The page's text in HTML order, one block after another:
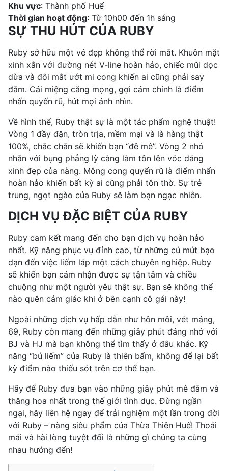
Khu vực: Thành phố Huế
Thời gian hoạt động: Từ 10h00 đến 1h sáng
SỰ THU HÚT CỦA RUBY
Ruby sở hữu một vẻ đẹp không thể rời mắt. Khuôn mặt
xinh xắn với đường nét V-line hoàn hảo, chiếc mũi dọc
dừa và đôi mắt ướt mi cong khiến ai cũng phải say
đắm. Cái miệng căng mọng, gợi cảm chính là điểm
nhấn quyến rũ, hút mọi ánh nhìn.
Về hình thể, Ruby thật sự là một tác phẩm nghệ thuật!
Vòng 1 đầy đặn, tròn trịa, mềm mại và là hàng thật
100%, chắc chắn sẽ khiến bạn “đê mê”. Vòng 2 nhỏ
nhắn với bụng phẳng lỳ càng làm tôn lên vóc dáng
xinh đẹp của nàng. Mông cong quyến rũ là điểm nhấn
hoàn hảo khiến bất kỳ ai cũng phải tôn thờ. Sự trẻ
trung, ngọt ngào của Ruby sẽ làm bạn ngạc nhiên.
DỊCH VỤ ĐẶC BIỆT CỦA RUBY
Ruby cam kết mang đến cho bạn dịch vụ hoàn hảo
nhất. Kỹ năng phục vụ đỉnh cao, từ những cú mút bạo
dạn đến việc liếm láp một cách chuyên nghiệp. Ruby
sẽ khiến bạn cảm nhận được sự tận tâm và chiều
chuộng như một người yêu thật sự. Bạn sẽ không thể
nào quên cảm giác khi ở bên cạnh cô gái này!
Ngoài những dịch vụ hấp dẫn như hôn môi, vét máng,
69, Ruby còn mang đến những giây phút đáng nhớ với
BJ và HJ mà bạn không thể tìm thấy ở đâu khác. Kỹ
năng “bú liếm” của Ruby là thiên bẩm, không để lại bất
kỳ điểm nào thiếu sót trên cơ thể bạn.
Hãy để Ruby đưa bạn vào những giây phút mê đắm và
thăng hoa nhất trong thế giới tình dục. Đừng ngần
ngại, hãy liên hệ ngay để trải nghiệm một lần trong đời
với Ruby – nàng siêu phẩm của Thừa Thiên Huế! Thoải
mái và hài lòng tuyệt đối là những gì chúng ta cùng
nhau hướng đến!